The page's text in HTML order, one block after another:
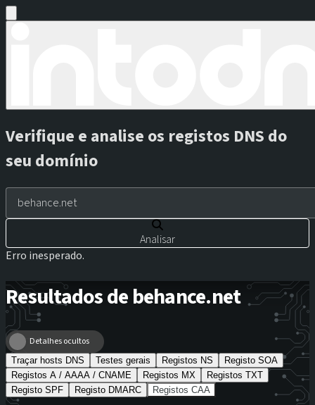
Verifique e analise os registos DNS do
seu domínio
Analisar
Erro inesperado.
Resultados de behance.net
Detalhes ocultos
Traçar hosts DNS Testes gerais Registos NS
Registo SOA
Registos A / AAAA / CNAME
Registos MX
Registos TXT
Registo SPF
Registo DMARC Registos CAA